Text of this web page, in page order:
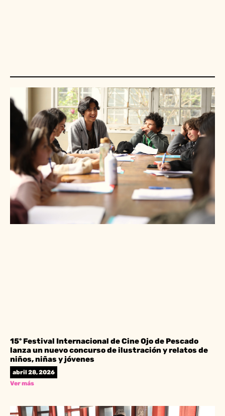
15º Festival Internacional de Cine Ojo de Pescado
lanza un nuevo concurso de ilustración y relatos de
niños, niñas y jóvenes
abril 28, 2026
Ver más